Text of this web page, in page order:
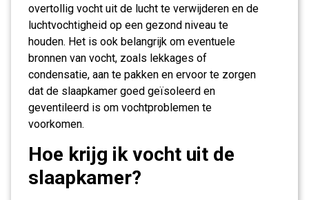
overtollig vocht uit de lucht te verwijderen en de
luchtvochtigheid op een gezond niveau te
houden. Het is ook belangrijk om eventuele
bronnen van vocht, zoals lekkages of
condensatie, aan te pakken en ervoor te zorgen
dat de slaapkamer goed geïsoleerd en
geventileerd is om vochtproblemen te
voorkomen.
Hoe krijg ik vocht uit de
slaapkamer?